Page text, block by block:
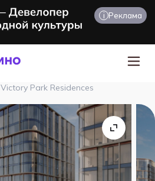
i Реклама
Victory Park Residences